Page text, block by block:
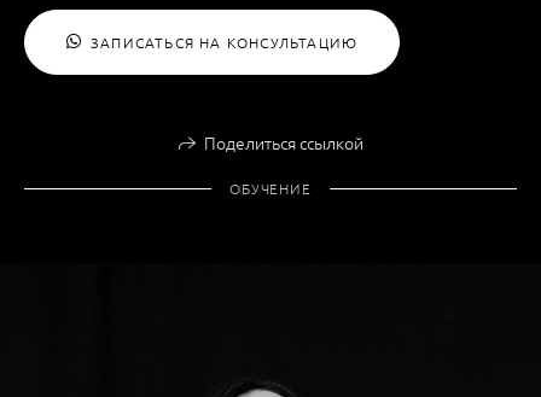
ЗАПИСАТЬСЯ НА КОНСУЛЬТАЦИЮ
Поделиться ссылкой
ОБУЧЕНИЕ